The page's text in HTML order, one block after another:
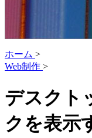
ホーム >
Web制作 >
デスクト
クを表示